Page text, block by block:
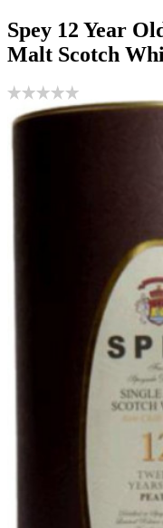
Spey 12 Year
Malt Scotch